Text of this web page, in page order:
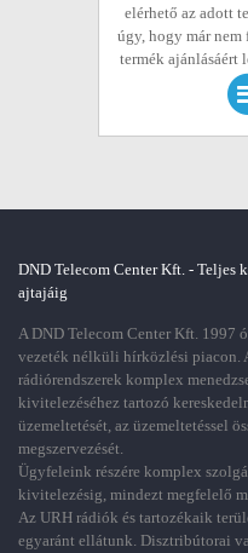
elérhető az adott
úgy, hogy már
termék ajánlásáért
DND Telecom Center Kft. - Teljes
ajtajáig
A DND Telecom Center Kft. 1997
vezeték nélküli hírközlési piacon.
rádiórendszerek komplex
kivitelezéséhez tartozó
üzemeltetését, az üzemeltetéssel
megszervezését.
Ügyfeleink részére komplex
kivitelezésig, mindezt megfelelő
Az URH rádiók és tartozékaik
egyaránt ellátunk. Disztribútorai